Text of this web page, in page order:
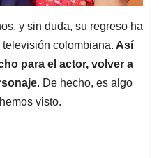
y sin duda, su regreso ha
colombiana. Así
para el actor, volver a
. De hecho, es algo
visto.